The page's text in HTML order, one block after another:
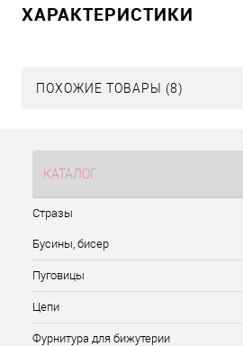
ХАРАКТЕРИСТИКИ
ПОХОЖИЕ ТОВАРЫ (8)
КАТАЛОГ
Стразы
Бусины, бисер
Пуговицы
Цепи
Фурнитура для бижутерии